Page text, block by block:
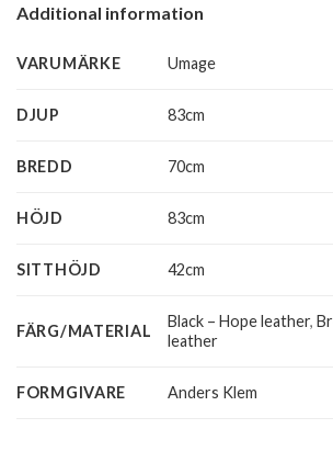
Additional information
VARUMÄRKE Umage
DJUP 83cm
BREDD 70cm
HÖJD 83cm
SITTHÖJD 42cm
FÄRG/MATERIAL
Black – Hope leather,
leather
FORMGIVARE Anders Klem